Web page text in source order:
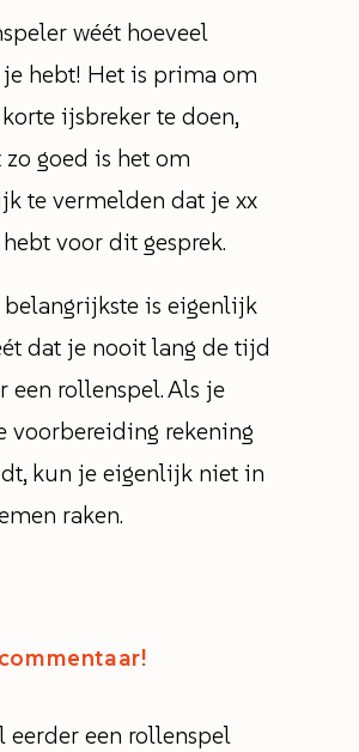
wéét hoeveel
hebt! Het is prima om
ijsbreker te doen,
goed is het om
te vermelden dat je xx
voor dit gesprek.
belangrijkste is eigenlijk
dat je nooit lang de tijd
een rollenspel. Als je
voorbereiding rekening
kun je eigenlijk niet in
raken.
eerder een rollenspel